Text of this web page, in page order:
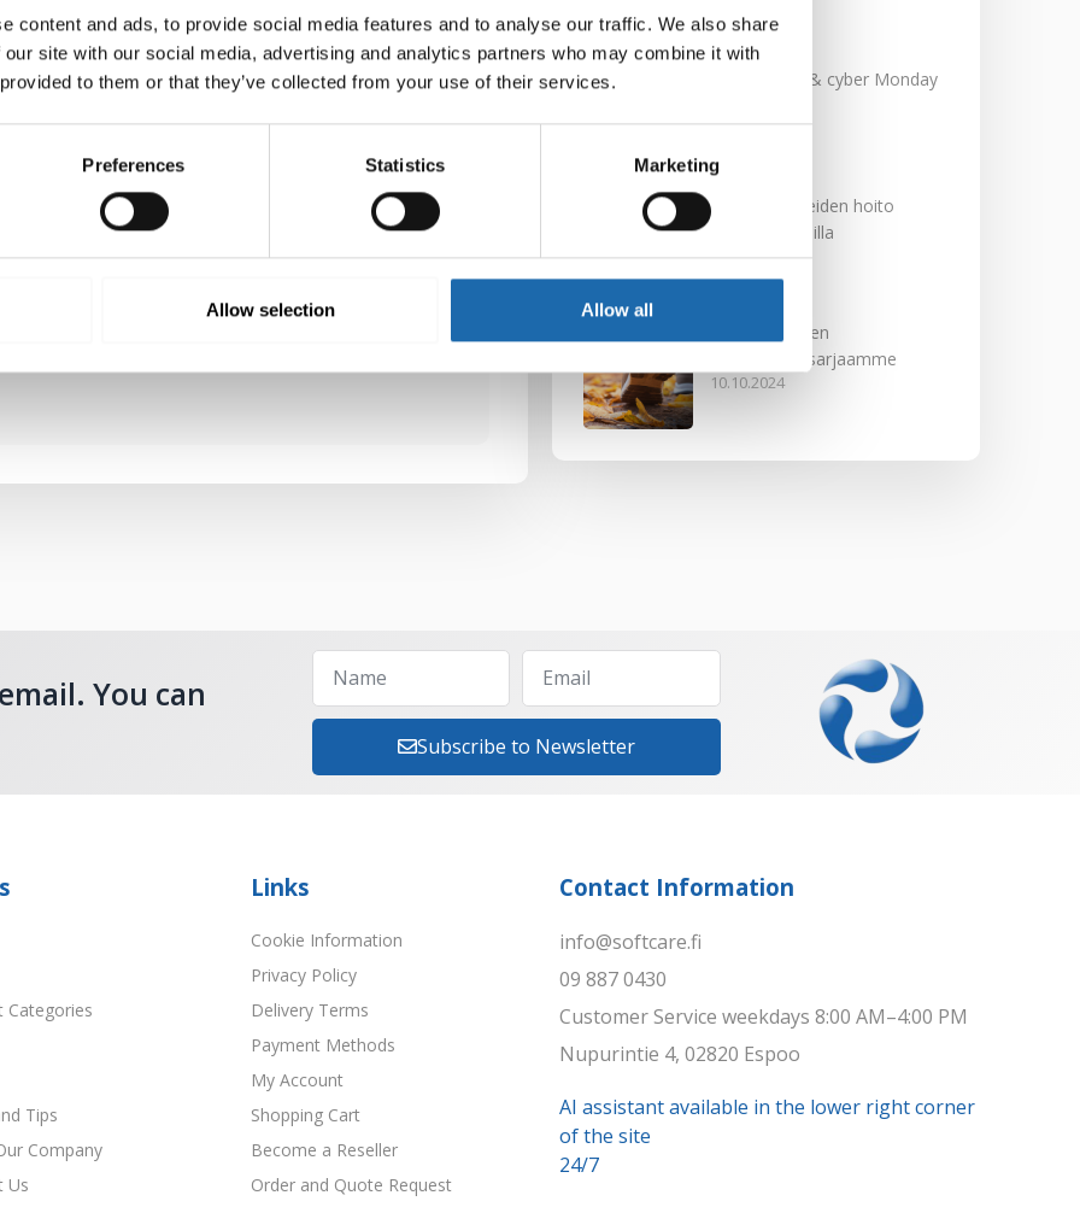
content and ads, to provide social media features and to analyse our traffic. We also share
site with our social media, advertising and analytics partners who may combine it with
to them or that they’ve collected from your use of their services.
Preferences Statistics Marketing
Allow selection Allow all
Softcare tuotteita puunhoitotarpeissasi.
osana puunhoitorutiiniasi. Säännöllinen
vaurioiden syntymistä. Softcare tarjoaa
sinun puutyyppiisi sopivan vaihtoehdon. Kun
hyvässä kunnossa pitkään.
Twitter LinkedIn
Black Friday & cyber Monday
29.11.2024
Nahkakalusteiden hoito
Softcare aineilla
30.10.2024
Tutustu uuteen
kengänhoitosarjaamme
10.10.2024
You can
Subscribe to Newsletter
Categories
Tips
Company
Us
Links
Cookie Information
Privacy Policy
Delivery Terms
Payment Methods
My Account
Shopping Cart
Become a Reseller
Order and Quote Request
Contact Information
info@softcare.fi
09 887 0430
Customer Service weekdays 8:00 AM–4:00 PM
Nupurintie 4, 02820 Espoo
AI assistant available in the lower right corner
of the site
24/7